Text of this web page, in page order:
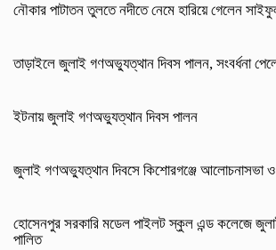
নৌকার পাটাতন তুলতে নদীতে নেমে হারিয়ে গেলেন
তাড়াইলে জুলাই গণঅভ্যুত্থান দিবস পালন, সংবর্ধনা
ইটনায় জুলাই গণঅভ্যুত্থান দিবস পালন
জুলাই গণঅভ্যুত্থান দিবসে কিশোরগঞ্জে আলোচনাসভা ও
হোসেনপুর সরকারি মডেল পাইলট স্কুল এন্ড কলেজে
পালিত